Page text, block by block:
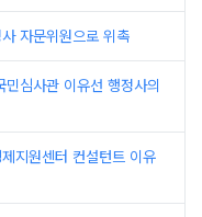
자문위원으로 위촉
심사관 이유선 행정사의
지원센터 컨설턴트 이유